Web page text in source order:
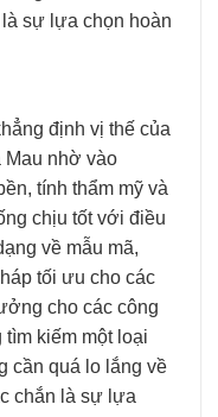
sự lựa chọn hoàn
định vị thế của
Mau nhờ vào
tính thẩm mỹ và
chịu tốt với điều
về mẫu mã,
tối ưu cho các
cho các công
kiếm một loại
cần quá lo lắng về
chắn là sự lựa